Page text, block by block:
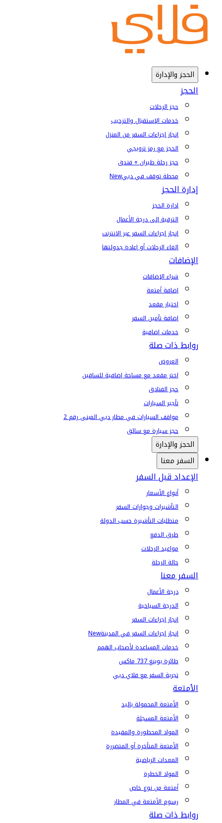
الحجز والإدارة
الحجز
حجز الرحلات
خدمات الإستقبال والترحيب
إنجاز إجراءات السفر من المنزل
الحجز مع رمز ترويجي
حجز رحلة طيران + فندق
محطة توقف في دبيNew
إدارة الحجز
إدارة الحجز
الترقية إلى درجة الأعمال
إنجاز إجراءات السفر عبر الإنترنت
إلغاء الرحلات أو إعادة جدولتها
الإضافات
شراء الإضافات
إضافة أمتعة
اختيار مقعد
إضافة تأمين السفر
خدمات إضافية
روابط ذات صلة
العروض
اختر مقعد مع مساحة إضافية للساقين
حجز الفنادق
تأجير السيارات
مواقف السيارات في مطار دبي المبنى رقم 2
حجز سيارة مع سائق
الحجز والإدارة
السفر معنا
الإعداد قبل السفر
أنواع الأسعار
التأشيرات وجوازات السفر
متطلبات التأشيرة حسب الدولة
طرق الدفع
مواعيد الرحلات
حالة الرحلة
السفر معنا
درجة الأعمال
الدرجة السياحية
إنجاز إجراءات السفر
إنجاز إجراءات السفر في المدينةNew
خدمات المساعدة لأصحاب الهمم
طائرة بوينغ 737 ماكس
تجربة السفر مع فلاي دبي
الأمتعة
الأمتعة المحمولة باليد
الأمتعة المسجلة
المواد المحظورة والمقيدة
الأمتعة المتأخرة أو المتضررة
المعدات الرياضية
المواد الخطرة
أمتعة من نوع خاص
رسوم الأمتعة في المطار
روابط ذات صلة